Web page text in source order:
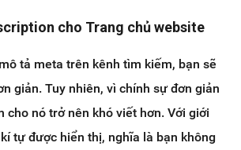
cho Trang chủ website
tả meta trên kênh tìm kiếm, bạn sẽ
giản. Tuy nhiên, vì chính sự đơn giản
cho nó trở nên khó viết hơn. Với giới
tự được hiển thị, nghĩa là bạn không